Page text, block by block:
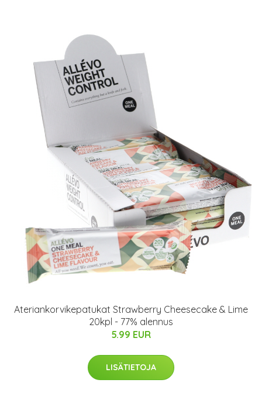
Ateriankorvikepatukat Strawberry Cheesecake & Lime
20kpl - 77% alennus
5.99 EUR
LISÄTIETOJA